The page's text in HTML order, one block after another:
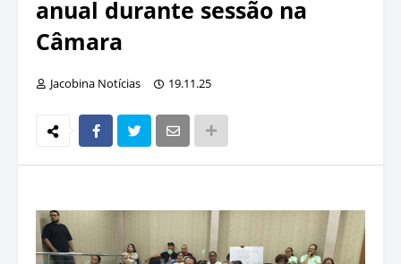
anual durante sessão na
Câmara
Jacobina Notícias 19.11.25